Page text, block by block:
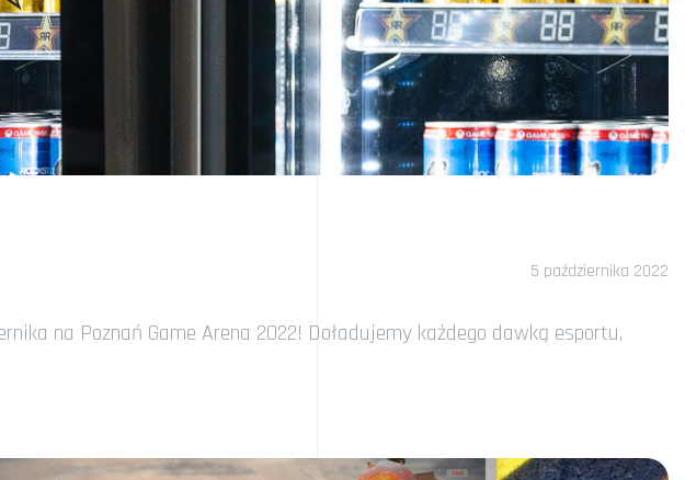
5 października 2022
na Poznań Game Arena 2022! Doładujemy każdego dawką esportu,